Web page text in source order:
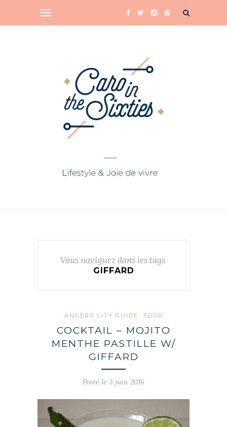
Vous naviguez dans les tags
GIFFARD
ANGERS CITY GUIDE FOOD
COCKTAIL – MOJITO
MENTHE PASTILLE W/
GIFFARD
Posté le 3 juin 2016